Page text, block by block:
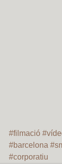
#filmació
#barcelona
#corporatiu